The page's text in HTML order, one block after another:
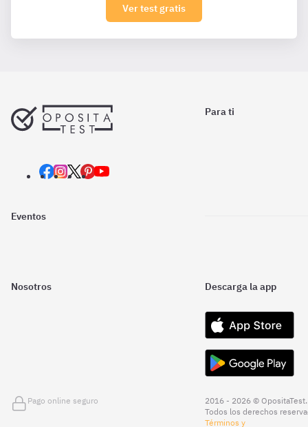
Ver test gratis
Para ti
Eventos
Nosotros Descarga la app
Pago online seguro
2016 - 2026 © OpositaTest.
Todos los derechos
Términos y